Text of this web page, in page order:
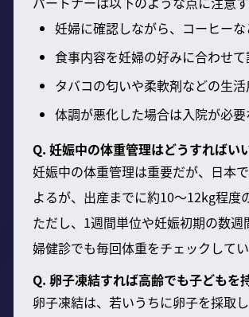
妊婦に確認しながら、コーヒー
食事内容を妊婦の好みに合わせて
タバコの匂いや柔軟剤などの生
体調が悪化した場合は入院が必
Q. 妊娠中の体重管理はどうすればい
妊娠中の体重管理は重要だが、日本
よるが、出産までに約10～12kg程度
ただし、1週間単位や妊娠初期の数
婦健診でも毎回体重をチェックして
Q. 卵子凍結すれば高齢でも子どもを
卵子凍結は、若いうちに卵子を採取